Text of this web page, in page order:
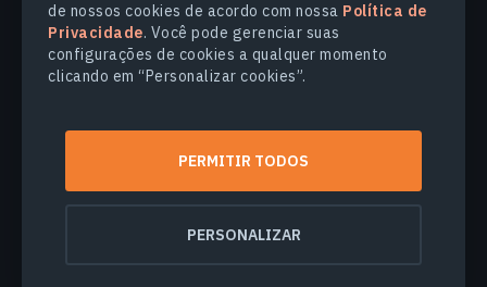
de nossos cookies de acordo com nossa Política de
Privacidade. Você pode gerenciar suas
configurações de cookies a qualquer momento
clicando em “Personalizar cookies”.
PERMITIR TODOS
PERSONALIZAR
EXPLORE
Segurança dos dados